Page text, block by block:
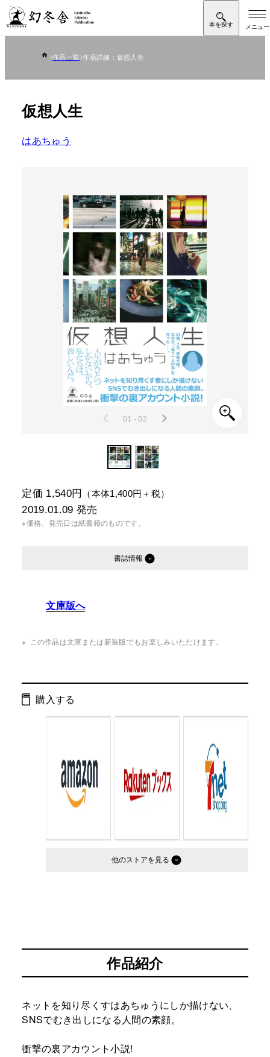
作品一覧 作品詳細：仮想人生
仮想人生
はあちゅう
01 - 02
定価 1,540円 （本体1,400円＋税）
2019.01.09 発売
※価格、発売日は紙書籍のものです。
書誌情報
Cコード： 0093
文庫版へ
この作品は文庫または新装版でもお楽しみいただけます。
購入する
他のストア
作品紹介
ネットを知り尽くすはあちゅうにしか描けない、
SNSでむき出しになる人間の素顔。
衝撃の裏アカウント小説!